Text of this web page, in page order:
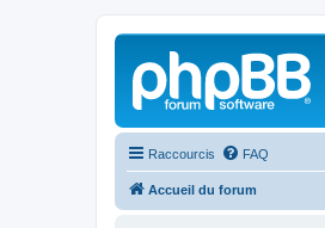
Raccourcis FAQ
Accueil du forum